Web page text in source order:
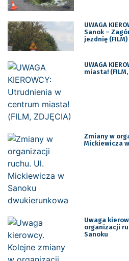
UWAGA
Sanok –
jezdnię (FILM)
UWAGA
miasta! (FILM,
Zmiany w
Mickiewicza
Uwaga
organizacji
Sanoku